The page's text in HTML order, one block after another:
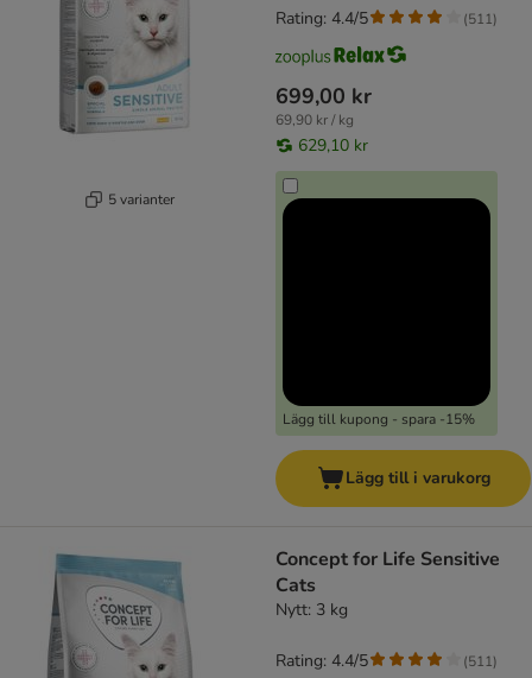
5 varianter
699,00 kr
69,90 kr / kg
629,10 kr
Lägg till kupong - spara -15%
Rating: 4.4/5 (511)
Lägg till i varukorg
Concept for Life Sensitive
Cats
Nytt: 3 kg
Rating: 4.4/5 (511)